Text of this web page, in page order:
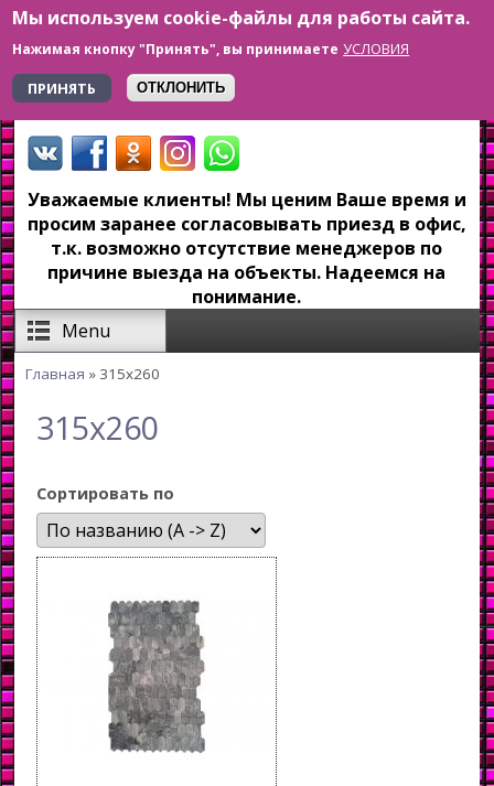
Мы используем cookie-файлы для работы сайта.
Нажимая кнопку "Принять", вы принимаете УСЛОВИЯ
ПРИНЯТЬ
ОТКЛОНИТЬ
Перейти к основному содержанию
+7 923 179-6-279
Уважаемые клиенты! Мы ценим Ваше время и
просим заранее согласовывать приезд в офис,
т.к. возможно отсутствие менеджеров по
причине выезда на объекты. Надеемся на
понимание.
Menu
Главная » 315x260
315x260
Сортировать по